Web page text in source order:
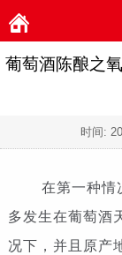
葡萄酒陈酿之
时间:
在第一种情况
多发生在葡萄酒
况下，并且原产